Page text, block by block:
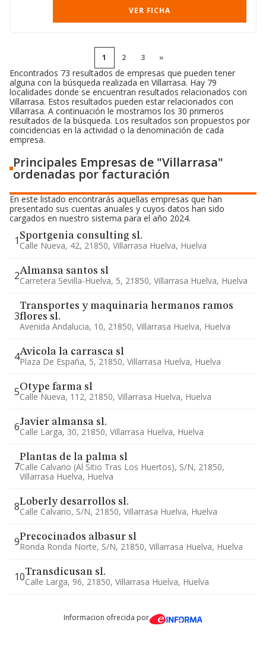
VER FICHA
1 2 3 »
Encontrados 73 resultados de empresas que pueden tener
alguna con la búsqueda realizada en Villarrasa. Hay 79
localidades donde se encuentran resultados relacionados con
Villarrasa. Estos resultados pueden estar relacionados con
Villarrasa. A continuación le mostramos los 30 primeros
resultados de la búsqueda. Los resultados son propuestos por
coincidencias en la actividad o la denominación de cada
empresa.
Principales Empresas de "Villarrasa"
ordenadas por facturación
En este listado encontrarás aquellas empresas que han
presentado sus cuentas anuales y cuyos datos han sido
cargados en nuestro sistema para el año 2024.
1 Sportgenia consulting sl.
Calle Nueva, 42, 21850, Villarrasa Huelva, Huelva
2Almansa santos sl
Carretera Sevilla-Huelva, 5, 21850, Villarrasa Huelva, Huelva
3
Transportes y maquinaria hermanos ramos
flores sl.
Avenida Andalucia, 10, 21850, Villarrasa Huelva, Huelva
4Avicola la carrasca sl
Plaza De España, 5, 21850, Villarrasa Huelva, Huelva
5Otype farma sl
Calle Nueva, 112, 21850, Villarrasa Huelva, Huelva
6Javier almansa sl.
Calle Larga, 30, 21850, Villarrasa Huelva, Huelva
7
Plantas de la palma sl
Calle Calvario (al Sitio Tras Los Huertos), S/n, 21850,
Villarrasa Huelva, Huelva
8Loberly desarrollos sl.
Calle Calvario, S/n, 21850, Villarrasa Huelva, Huelva
9Precocinados albasur sl
Ronda Ronda Norte, S/n, 21850, Villarrasa Huelva, Huelva
10Transdicusan sl.
Calle Larga, 96, 21850, Villarrasa Huelva, Huelva
Informacion ofrecida por